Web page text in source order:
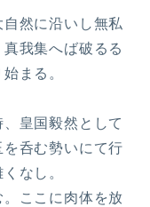
然に沿いし無私
我集へば破るる
まる。
皇国毅然として
呑む勢いにて行
なし。
ここに肉体を放